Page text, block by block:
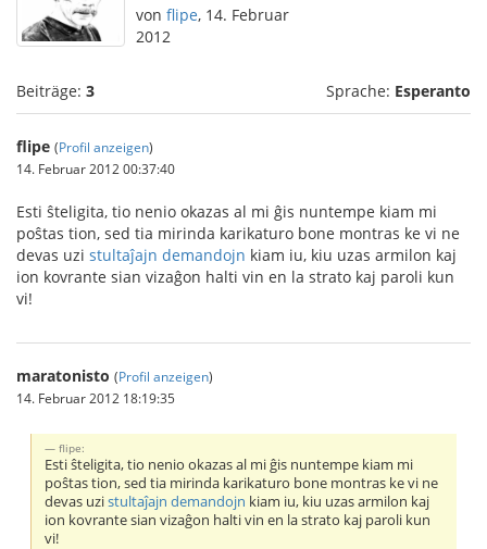
von flipe, 14. Februar
2012
Beiträge: 3 Sprache: Esperanto
flipe (Profil anzeigen)
14. Februar 2012 00:37:40
Esti ŝteligita, tio nenio okazas al mi ĝis nuntempe kiam mi
poŝtas tion, sed tia mirinda karikaturo bone montras ke vi ne
devas uzi stultaĵajn demandojn kiam iu, kiu uzas armilon kaj
ion kovrante sian vizaĝon halti vin en la strato kaj paroli kun
vi!
maratonisto (Profil anzeigen)
14. Februar 2012 18:19:35
flipe:
Esti ŝteligita, tio nenio okazas al mi ĝis nuntempe kiam mi
poŝtas tion, sed tia mirinda karikaturo bone montras ke vi ne
devas uzistultaĵajn demandojn kiam iu, kiu uzas armilon kaj
ion kovrante sian vizaĝon halti vin en la strato kaj paroli kun
vi!